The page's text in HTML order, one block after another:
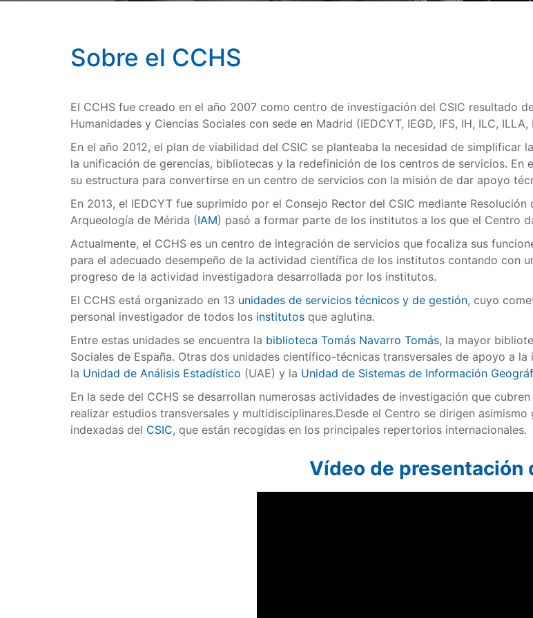
Sobre el CCHS
El CCHS fue creado en el año 2007 como centro de investigación del CSIC resultado
Humanidades y Ciencias Sociales con sede en Madrid (IEDCYT, IEGD, IFS, IH, ILC, ILLA,
En el año 2012, el plan de viabilidad del CSIC se planteaba la necesidad de
la unificación de gerencias, bibliotecas y la redefinición de los centros de servicios.
su estructura para convertirse en un centro de servicios con la misión de dar apoyo
En 2013, el IEDCYT fue suprimido por el Consejo Rector del CSIC mediante
Arqueología de Mérida (IAM) pasó a formar parte de los institutos a los que el Centro
Actualmente, el CCHS es un centro de integración de servicios que focaliza sus
para el adecuado desempeño de la actividad científica de los institutos contando con
progreso de la actividad investigadora desarrollada por los institutos.
El CCHS está organizado en 13 unidades de servicios técnicos y de gestión, cuyo
personal investigador de todos los institutos que aglutina.
Entre estas unidades se encuentra la biblioteca Tomás Navarro Tomás, la mayor
Sociales de España. Otras dos unidades científico-técnicas transversales de apoyo a
la Unidad de Análisis Estadístico (UAE) y la Unidad de Sistemas de Información
En la sede del CCHS se desarrollan numerosas actividades de investigación que
realizar estudios transversales y multidisciplinares.Desde el Centro se dirigen asimismo
indexadas del CSIC, que están recogidas en los principales repertorios internacionales.
Vídeo de presentación